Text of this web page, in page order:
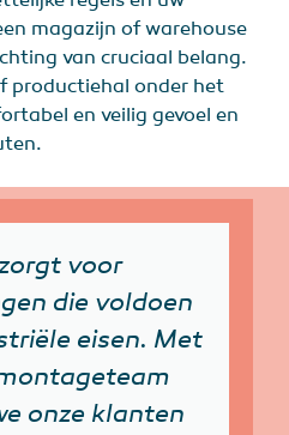
magazijn of warehouse
van cruciaal belang.
productiehal onder het
en veilig gevoel en
voor
die voldoen
eisen. Met
onze klanten